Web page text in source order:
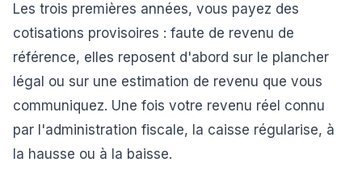
Les trois premières années, vous payez des
cotisations provisoires : faute de revenu de
référence, elles reposent d'abord sur le plancher
légal ou sur une estimation de revenu que vous
communiquez. Une fois votre revenu réel connu
par l'administration fiscale, la caisse régularise, à
la hausse ou à la baisse.